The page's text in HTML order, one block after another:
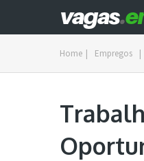
Home | Empregos |